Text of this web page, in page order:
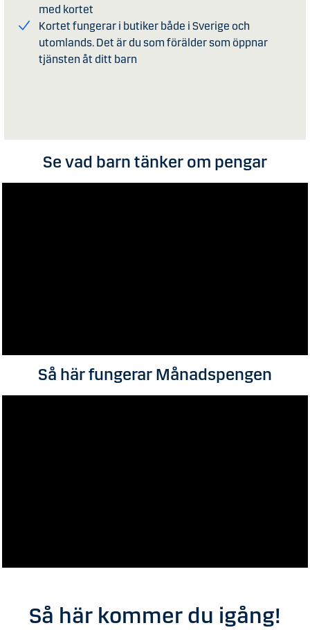
med kortet
Kortet fungerar i butiker både i Sverige och
utomlands. Det är du som förälder som öppnar
tjänsten åt ditt barn
Se vad barn tänker om pengar
Så här fungerar Månadspengen
Så här kommer du igång!